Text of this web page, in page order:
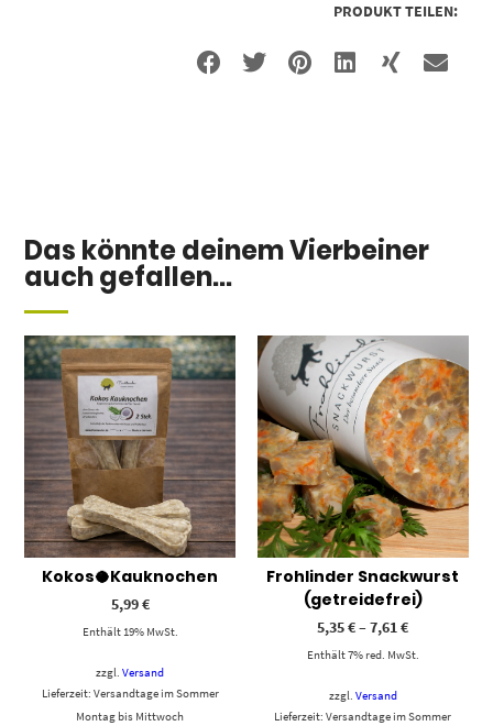
PRODUKT TEILEN:
Das könnte deinem Vierbeiner
auch gefallen...
Kokos🥥Kauknochen
5,99€
Enthält 19% MwSt.
zzgl.Versand
Lieferzeit: Versandtage im Sommer
Montag bis Mittwoch
Frohlinder Snackwurst
(getreidefrei)
5,35€–7,61€
Enthält 7% red. MwSt.
zzgl. Versand
Lieferzeit: Versandtage im Sommer